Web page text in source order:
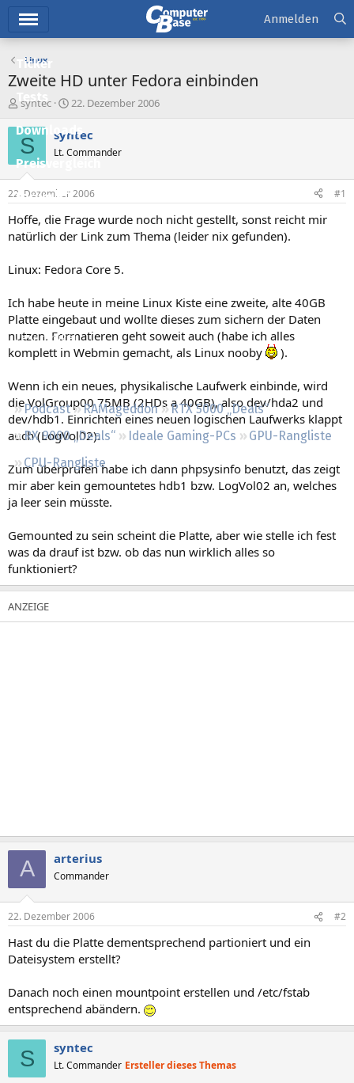
Ticker
Tests
Downloads
Preisvergleich
Forum
Aktuelles
Neueste Aktivitäten
Leserartikel
Podcast RAMageddon
RTX 5000 „Deals“
RX 9000 „Deals“
Ideale Gaming-PCs
GPU-Rangliste
CPU-Rangliste
Anmelden
Linux
Zweite HD unter Fedora einbinden
E
s
t
e
e
r
syntec
E
s
e
t
a
22. Dezember 2006
S syntec
Lt. Commander
22. Dezember 2006 #1
Hoffe, die Frage wurde noch nicht gestellt, sonst reicht mir
natürlich der Link zum Thema (leider nix gefunden).
Linux: Fedora Core 5.
Ich habe heute in meine Linux Kiste eine zweite, alte 40GB
Platte eingebaut und wollte dieses zum sichern der Daten
nutzen. Formatieren geht soweit auch (habe ich alles
komplett in Webmin gemacht, als Linux nooby
).
Wenn ich ein neues, physikalische Laufwerk einbinde, wird
die VolGroup00 75MB (2HDs a 40GB), also dev/hda2 und
dev/hdb1. Einrichten eines neuen logischen Laufwerks klappt
auch (LogVol02).
Zum überprufen habe ich dann phpsysinfo benutzt, das zeigt
mir aber kein gemountetes hdb1 bzw. LogVol02 an, welches
ja leer sein müsste.
Gemounted zu sein scheint die Platte, aber wie stelle ich fest
was da drauf ist bzw. ob das nun wirklich alles so
funktioniert?
A arterius
Commander
22. Dezember 2006 #2
Hast du die Platte dementsprechend partioniert und ein
Dateisystem erstellt?
Danach noch einen mountpoint erstellen und /etc/fstab
entsprechend abändern.
S syntec
Lt. Commander Ersteller dieses Themas